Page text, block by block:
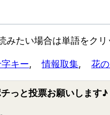
たい場合は単語をクリ
キー, 情報取集, 花
っと投票お願いします♪